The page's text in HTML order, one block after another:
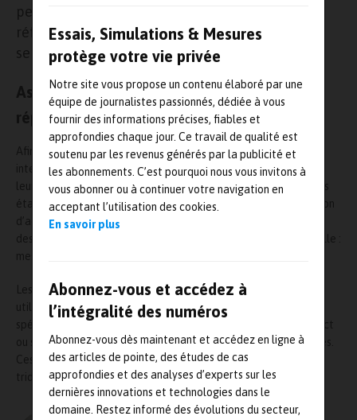
Essais, Simulations & Mesures
protège votre vie privée
Notre site vous propose un contenu élaboré par une
équipe de journalistes passionnés, dédiée à vous
fournir des informations précises, fiables et
approfondies chaque jour. Ce travail de qualité est
soutenu par les revenus générés par la publicité et
les abonnements. C’est pourquoi nous vous invitons à
vous abonner ou à continuer votre navigation en
acceptant l’utilisation des cookies.
En savoir plus
Abonnez-vous et accédez à
l’intégralité des numéros
Abonnez-vous dès maintenant et accédez en ligne à
des articles de pointe, des études de cas
approfondies et des analyses d’experts sur les
dernières innovations et technologies dans le
domaine. Restez informé des évolutions du secteur,
permet au LNE d’étalonner des pièces de
référence, des gabarits ou des étalons qui
serviront eux-mêmes de références par la suite.
Assurer la traçabilité des mesures et
répondre aux exigences de qualité
Afin d’assurer latraçabilitéde leurs mesures au système
international d’unités, ou encore de répondre aux exigences de
leur systèmequalité, les industriels ont besoin d’étalonner leurs
étalons spécifiques ou gabarits. En ayant obtenu cette extension
d’accréditation le LNE peut réaliser, sous accréditation Cofrac,
des étalonnages réalisés sur machine à mesurer tridimensionnelle :
mesures de diamètres, de distances, d’angles…
Les pièces étalonnées par le LNE pourront par la suite être
utilisées comme références pour des bancs de mesures
spécifiques, des machines à mesurer tridimensionnelles à contact
ou sans contact ou encore des montages de mesures spécifiques.
Ces étalonnages sont réalisés sur une machine à mesurer
tridimensionnelleZeiss type Accura II auLNE-Nîmes